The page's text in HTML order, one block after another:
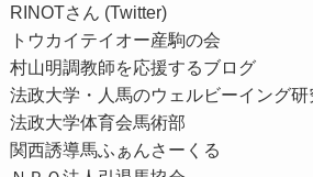
RINOTさん (Twitter)
トウカイテイオー産駒の会
村山明調教師を応援するブログ
法政大学・人馬のウェルビーイング研
法政大学体育会馬術部
関西誘導馬ふぁんさーくる